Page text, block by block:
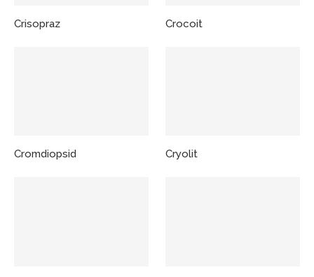
Crisopraz Crocoit
Cromdiopsid Cryolit